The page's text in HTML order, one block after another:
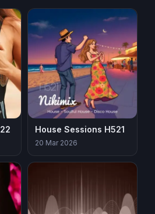
House Sessions H521
20 Mar 2026